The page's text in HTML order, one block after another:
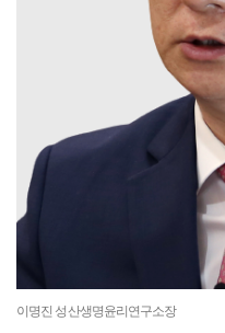
이명진 성산생명윤리연구소장